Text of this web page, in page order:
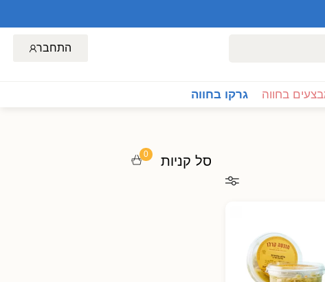
התחבר
בחווה גרקו בחווה
סל קניות 0